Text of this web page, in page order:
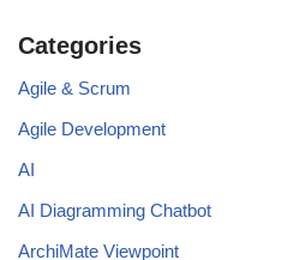
Categories
Agile & Scrum
Agile Development
AI
AI Diagramming Chatbot
ArchiMate Viewpoint